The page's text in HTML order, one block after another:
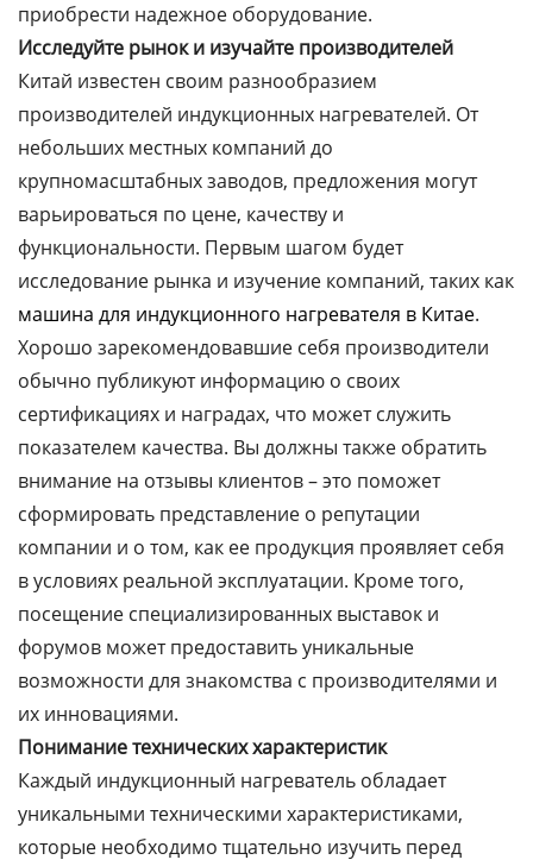
приобрести надежное оборудование.
Исследуйте рынок и изучайте производителей
Китай известен своим разнообразием
производителей индукционных нагревателей. От
небольших местных компаний до
крупномасштабных заводов, предложения могут
варьироваться по цене, качеству и
функциональности. Первым шагом будет
исследование рынка и изучение компаний, таких как
машина для индукционного нагревателя в Китае.
Хорошо зарекомендовавшие себя производители
обычно публикуют информацию о своих
сертификациях и наградах, что может служить
показателем качества. Вы должны также обратить
внимание на отзывы клиентов – это поможет
сформировать представление о репутации
компании и о том, как ее продукция проявляет себя
в условиях реальной эксплуатации. Кроме того,
посещение специализированных выставок и
форумов может предоставить уникальные
возможности для знакомства с производителями и
их инновациями.
Понимание технических характеристик
Каждый индукционный нагреватель обладает
уникальными техническими характеристиками,
которые необходимо тщательно изучить перед